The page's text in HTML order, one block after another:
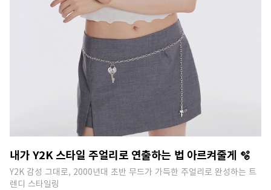
내가 Y2K 스타일 주얼리로 연출하는 법 아르켜줄게 🫧
Y2K 감성 그대로, 2000년대 초반 무드가 가득한 주얼리로 완성하는 트
렌디 스타일링